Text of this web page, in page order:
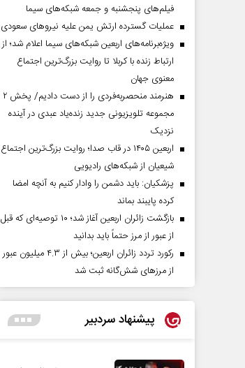
فیلم‌های پنجشنبه و جمعه شبکه‌های سیما
عملیات گسترده ارتش یمن علیه نیروهای سعودی
ویژه‌برنامه‌های اربعین شبکه‌های سیما اعلام شد؛ از
ارتباط زنده با کربلا تا روایت بزرگ‌ترین اجتماع
معنوی جهان
هنرمند منحصر‌به‌فردی را از دست دادیم/ پخش ۲
مجموعه تلویزیونی جدید زنده‌یاد عبدی در آینده
نزدیک
اربعین ۱۴۰۵ در قاب صدا؛ روایت بزرگ‌ترین اجتماع
شیعیان از شبکه‌های رادیویی
پزشکیان: باید دشمن را وادار کنیم به آنچه امضا
کرده پایبند بماند
بازگشت زائران اربعین آغاز شد؛ ۱۰ توصیه‌ای که قبل
از عبور از مرز حتماً باید بدانید
رکورد تردد زائران اربعین؛ بیش از ۴.۳ میلیون عبور
از مرزهای شش‌گانه ثبت شد
پیشنهاد سردبیر